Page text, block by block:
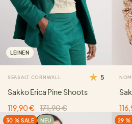
LEINEN
SEASALT CORNWALL 5
Sakko Erica Pine Shoots
119,90 €
171,90 €
30 % SALE NEU 29 %